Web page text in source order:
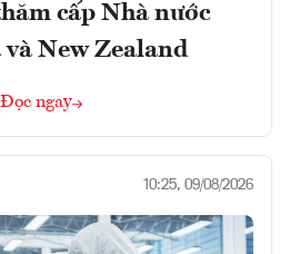
cấp Nhà nước
New Zealand
Đọc ngay
10:25, 09/08/2026